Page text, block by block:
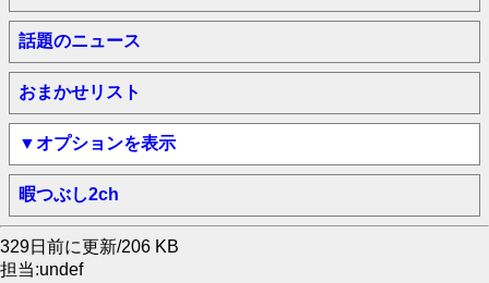
話題のニュース
おまかせリスト
▼オプションを表示
暇つぶし2ch
329日前に更新/206 KB
担当:undef